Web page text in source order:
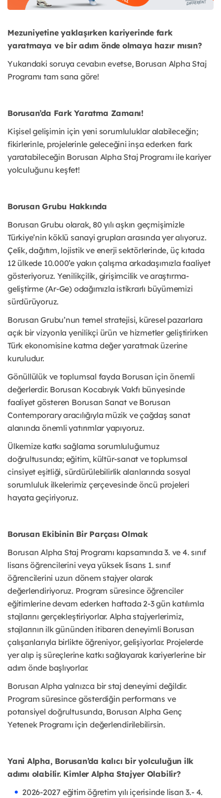
Mezuniyetine yaklaşırken kariyerinde fark
yaratmaya ve bir adım önde olmaya hazır mısın?
Yukarıdaki soruya cevabın evetse, Borusan Alpha Staj
Programı tam sana göre!
Borusan’da Fark Yaratma Zamanı!
Kişisel gelişimin için yeni sorumluluklar alabileceğin;
fikirlerinle, projelerinle geleceğini inşa ederken fark
yaratabileceğin Borusan Alpha Staj Programı ile kariyer
yolculuğunu keşfet!
Borusan Grubu Hakkında
Borusan Grubu olarak, 80 yılı aşkın geçmişimizle
Türkiye’nin köklü sanayi grupları arasında yer alıyoruz.
Çelik, dağıtım, lojistik ve enerji sektörlerinde, üç kıtada
12 ülkede 10.000’e yakın çalışma arkadaşımızla faaliyet
gösteriyoruz. Yenilikçilik, girişimcilik ve araştırma-
geliştirme (Ar-Ge) odağımızla istikrarlı büyümemizi
sürdürüyoruz.
Borusan Grubu’nun temel stratejisi, küresel pazarlara
açık bir vizyonla yenilikçi ürün ve hizmetler geliştirirken
Türk ekonomisine katma değer yaratmak üzerine
kuruludur.
Gönüllülük ve toplumsal fayda Borusan için önemli
değerlerdir. Borusan Kocabıyık Vakfı bünyesinde
faaliyet gösteren Borusan Sanat ve Borusan
Contemporary aracılığıyla müzik ve çağdaş sanat
alanında önemli yatırımlar yapıyoruz.
Ülkemize katkı sağlama sorumluluğumuz
doğrultusunda; eğitim, kültür-sanat ve toplumsal
cinsiyet eşitliği, sürdürülebilirlik alanlarında sosyal
sorumluluk ilkelerimiz çerçevesinde öncü projeleri
hayata geçiriyoruz.
Borusan Ekibinin Bir Parçası Olmak
Borusan Alpha Staj Programı kapsamında 3. ve 4. sınıf
lisans öğrencilerini veya yüksek lisans 1. sınıf
öğrencilerini uzun dönem stajyer olarak
değerlendiriyoruz. Program süresince öğrenciler
eğitimlerine devam ederken haftada 2-3 gün katılımla
stajlarını gerçekleştiriyorlar. Alpha stajyerlerimiz,
stajlarının ilk gününden itibaren deneyimli Borusan
çalışanlarıyla birlikte öğreniyor, gelişiyorlar. Projelerde
yer alıp iş süreçlerine katkı sağlayarak kariyerlerine bir
adım önde başlıyorlar.
Borusan Alpha yalnızca bir staj deneyimi değildir.
Program süresince gösterdiğin performans ve
potansiyel doğrultusunda, Borusan Alpha Genç
Yetenek Programı için değerlendirilebilirsin.
Yani Alpha, Borusan’da kalıcı bir yolculuğun ilk
adımı olabilir. Kimler Alpha Stajyer Olabilir?
2026-2027 eğitim öğretim yılı içerisinde lisan 3.- 4.